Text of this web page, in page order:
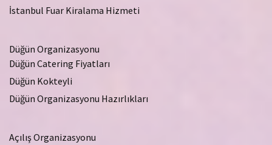
İstanbul Fuar Kiralama Hizmeti
Düğün Organizasyonu
Düğün Catering Fiyatları
Düğün Kokteyli
Düğün Organizasyonu Hazırlıkları
Açılış Organizasyonu